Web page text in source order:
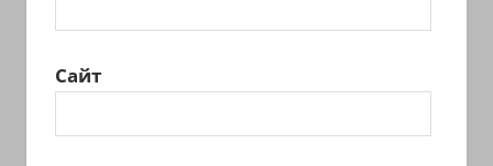
Сайт